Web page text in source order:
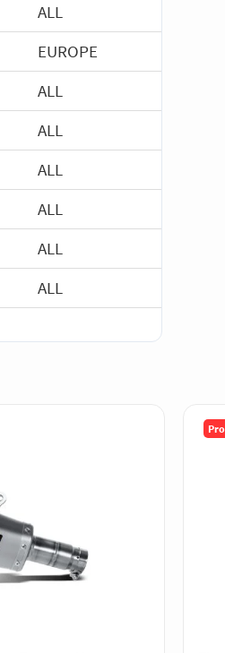
ALL
EUROPE
ALL
ALL
ALL
ALL
ALL
ALL